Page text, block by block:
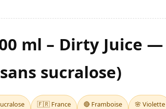
ml – Dirty Juice
sucralose)
🇫🇷 France 🔴 Framboise 🌸 Violette